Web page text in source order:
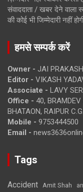
संवाददाता / खबर देने वाला
की कोई भी जिम्मेदारी नहीं
हमसे सम्पर्क करें
Owner - JAI
Editor - VIKASH
Associate - LAVY
Office - 40,
BHATAON, RAIPUR C.G.
Mobile - 9753444500
Email -
Tags
Accident Amit Shah